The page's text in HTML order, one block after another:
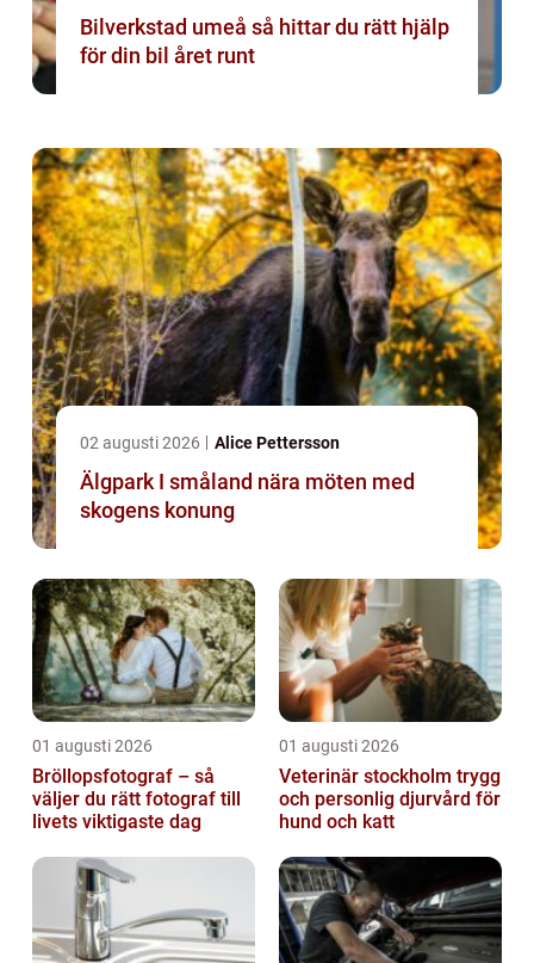
Bilverkstad umeå så hittar du rätt hjälp
för din bil året runt
02 augusti 2026 Alice Pettersson
Älgpark I småland nära möten med
skogens konung
01 augusti 2026
Bröllopsfotograf – så
väljer du rätt fotograf till
livets viktigaste dag
01 augusti 2026
Veterinär stockholm trygg
och personlig djurvård för
hund och katt